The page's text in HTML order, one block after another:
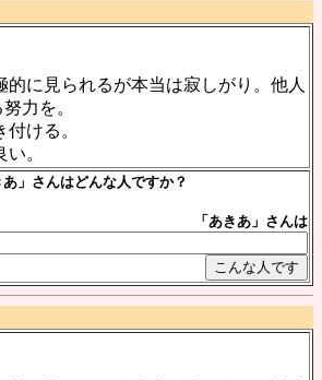
的に見られるが本当は寂しがり。他人
力を。
付ける。
。
」さんはどんな人ですか？
「あきあ」さんは